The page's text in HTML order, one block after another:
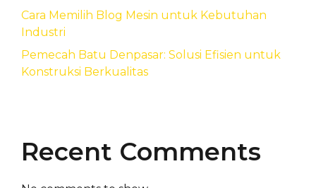
Cara Memilih Blog Mesin untuk Kebutuhan
Industri
Pemecah Batu Denpasar: Solusi Efisien untuk
Konstruksi Berkualitas
Recent Comments